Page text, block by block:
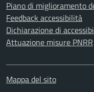
Piano di miglioramento
Feedback accessibilità
Dichiarazione di
Attuazione misure PNRR
Mappa del sito